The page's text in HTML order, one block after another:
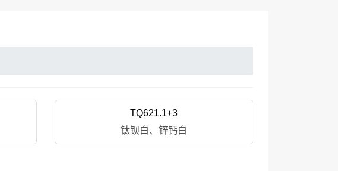
TQ621.1+3
钛钡白、锌钙白